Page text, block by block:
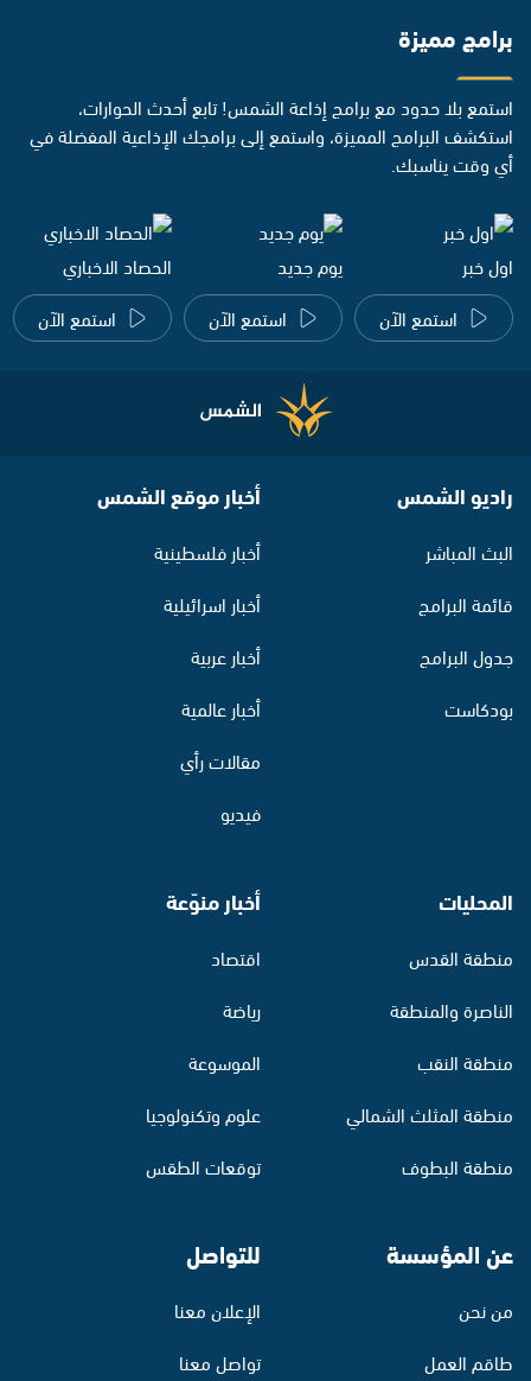
برامج مميزة
استمع بلا حدود مع برامج إذاعة الشمس! تابع أحدث الحوارات،
استكشف البرامج المميزة، واستمع إلى برامجك الإذاعية المفضلة في
أي وقت يناسبك.
اول خبر
استمع الآن
يوم جديد
استمع الآن
الحصاد الاخباري
استمع الآن
راديو الشمس
البث المباشر
قائمة البرامج
جدول البرامج
بودكاست
أخبار موقع الشمس
أخبار فلسطينية
أخبار اسرائيلية
أخبار عربية
أخبار عالمية
مقالات رأي
فيديو
المحليات
منطقة القدس
الناصرة والمنطقة
منطقة النقب
منطقة المثلث الشمالي
منطقة البطوف
أخبار منوّعة
اقتصاد
رياضة
الموسوعة
علوم وتكنولوجيا
توقعات الطقس
عن المؤسسة
من نحن
طاقم العمل
للتواصل
الإعلان معنا
تواصل معنا